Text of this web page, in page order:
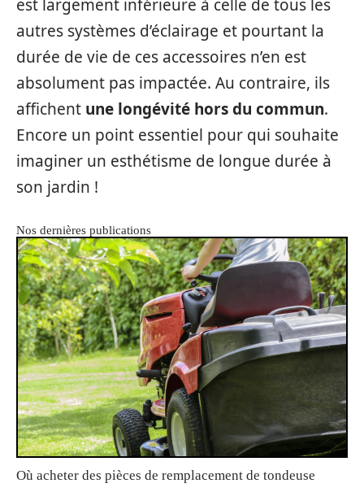
est largement inférieure à celle de tous les
autres systèmes d’éclairage et pourtant la
durée de vie de ces accessoires n’en est
absolument pas impactée. Au contraire, ils
affichent une longévité hors du commun.
Encore un point essentiel pour qui souhaite
imaginer un esthétisme de longue durée à
son jardin !
Nos dernières publications
Où acheter des pièces de remplacement de tondeuse